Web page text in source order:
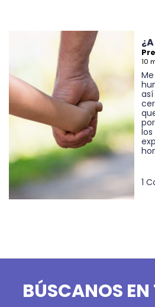
10
1
BÚSCANOS